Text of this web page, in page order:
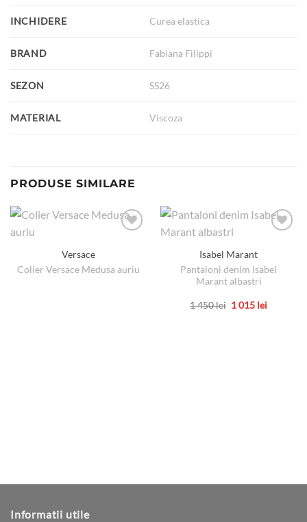
INCHIDERE Curea elastica
BRAND Fabiana Filippi
SEZON SS26
MATERIAL Viscoza
PRODUSE SIMILARE
Versace
Colier Versace Medusa auriu
Isabel Marant
Pantaloni denim Isabel
Marant albastri
1 450lei Prețul
1 015 leiPrețul
Informatii utile